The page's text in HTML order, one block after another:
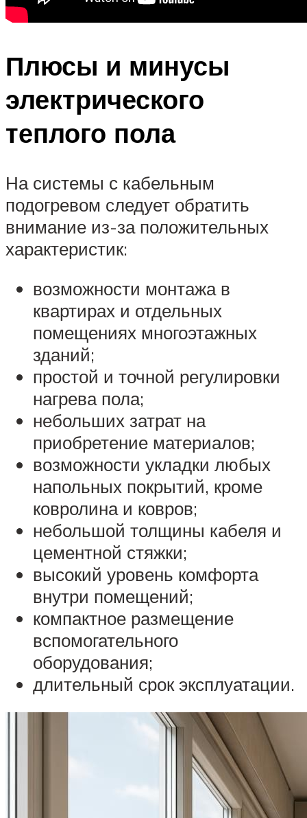
Плюсы и минусы
электрического
теплого пола
На системы с кабельным
подогревом следует обратить
внимание из-за положительных
характеристик:
возможности монтажа в
квартирах и отдельных
помещениях многоэтажных
зданий;
простой и точной регулировки
нагрева пола;
небольших затрат на
приобретение материалов;
возможности укладки любых
напольных покрытий, кроме
ковролина и ковров;
небольшой толщины кабеля и
цементной стяжки;
высокий уровень комфорта
внутри помещений;
компактное размещение
вспомогательного
оборудования;
длительный срок эксплуатации.